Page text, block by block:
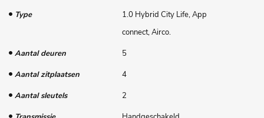
Type
1.0 Hybrid City Life, App
connect, Airco.
Aantal deuren
5
Aantal zitplaatsen
4
Aantal sleutels
2